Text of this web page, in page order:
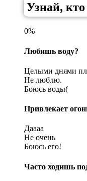
Узнай,
0%
Любишь воду?
Целыми днями
Не люблю.
Боюсь воды(
Привлекает
Даааа
Не очень
Боюсь его!
Часто ходишь